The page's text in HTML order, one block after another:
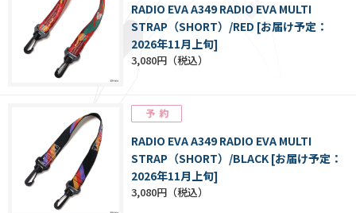
RADIO EVA A349 RADIO EVA MULTI
STRAP（SHORT）/RED [お届け予定：
2026年11月上旬]
3,080円
RADIO EVA A349 RADIO EVA MULTI
STRAP（SHORT）/BLACK [お届け予定：
2026年11月上旬]
3,080円